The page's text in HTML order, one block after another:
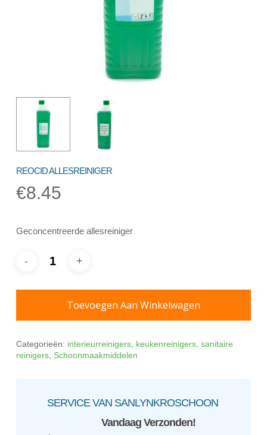
REOCID ALLESREINIGER
€8.45
Geconcentreerde allesreiniger
Toevoegen Aan Winkelwagen
Categorieën: interieurreinigers, keukenreinigers, sanitaire
reinigers, Schoonmaakmiddelen
SERVICE VAN SANLYNKROSCHOON
Vandaag Verzonden!